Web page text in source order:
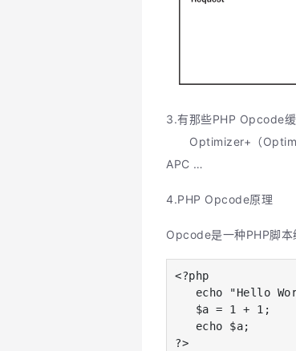
3.有那些PHP Opcode缓
Optimizer+（
APC …
4.PHP Opcode原理
Opcode是一种PHP脚
<?php
echo "Hello
   $a = 1 + 1;
   echo $a;
?>